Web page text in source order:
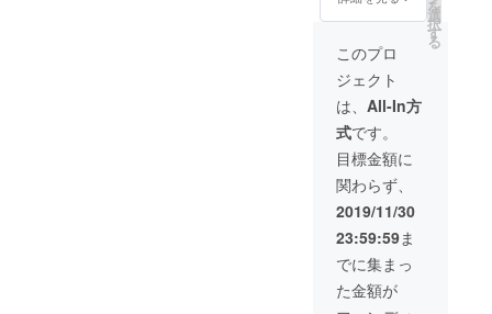
内容はご支援者
の意思を尊重
し、現地での活
動に対する質問
や、ウガンダ全
体に対する質
問、ウガンダで
の起業に向けた
相談など、希望
するトピックに
をすることがで
きます。 有効期
限は2019年12月
1日から2020年3
を
選
択
す
る
このプロ
ジェクト
は、 All-In方
式です。
目標金額に
関わらず、
2019/11/30
23:59:59ま
でに集まっ
た金額が